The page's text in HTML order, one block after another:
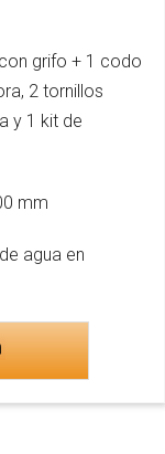
grifo + 1 codo
2 tornillos
y 1 kit de
mm
agua en